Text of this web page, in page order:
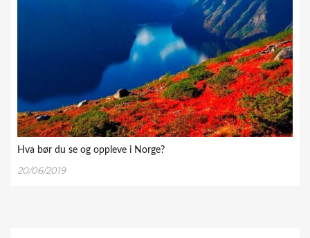
Hva bør du se og oppleve i Norge?
20/06/2019